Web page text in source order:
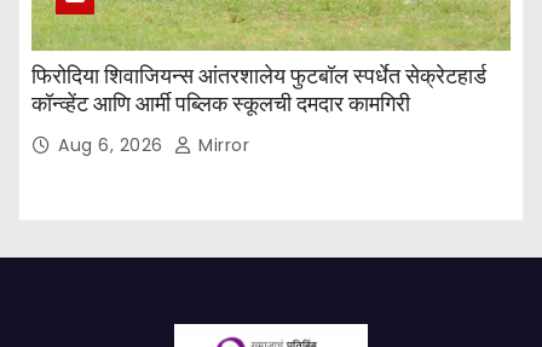
फिरोदिया शिवाजियन्स आंतरशालेय फुटबॉल स्पर्धेत सेक्रेटहार्ड
कॉन्व्हेंट आणि आर्मी पब्लिक स्कूलची दमदार कामगिरी
Aug 6, 2026 Mirror